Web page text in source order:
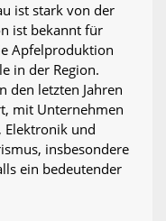
ist stark von der
ist bekannt für
Apfelproduktion
in der Region.
den letzten Jahren
mit Unternehmen
Elektronik und
insbesondere
ein bedeutender